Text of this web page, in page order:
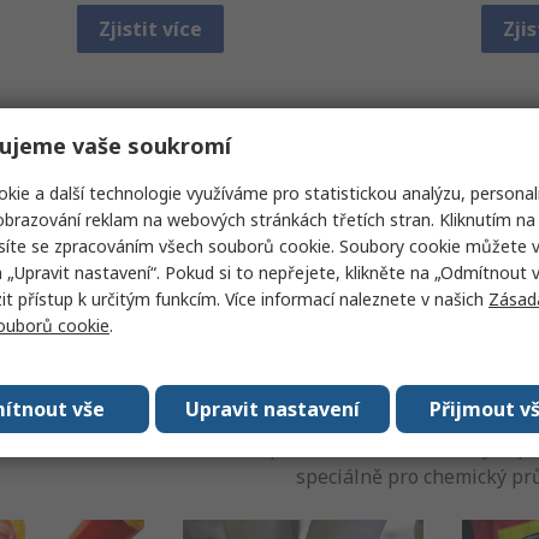
Zjistit více
znalosti v oblasti
ochranné prostředky pomáhají chránit provozní
Prohlédněte si naši kompletní nabídku ochranných
speciálně pro chemický
vaše soukromí
a další technologie využíváme pro statistickou analýzu,
reklam na webových stránkách třetích stran. Kliknutím
se zpracováním všech souborů cookie. Soubory cookie můžete
nastavení“. Pokud si to nepřejete, klikněte na „Odmítnout
přístup k určitým funkcím. Více informací naleznete v našich
cookie.
Přijmout
Upravit nastavení
vše